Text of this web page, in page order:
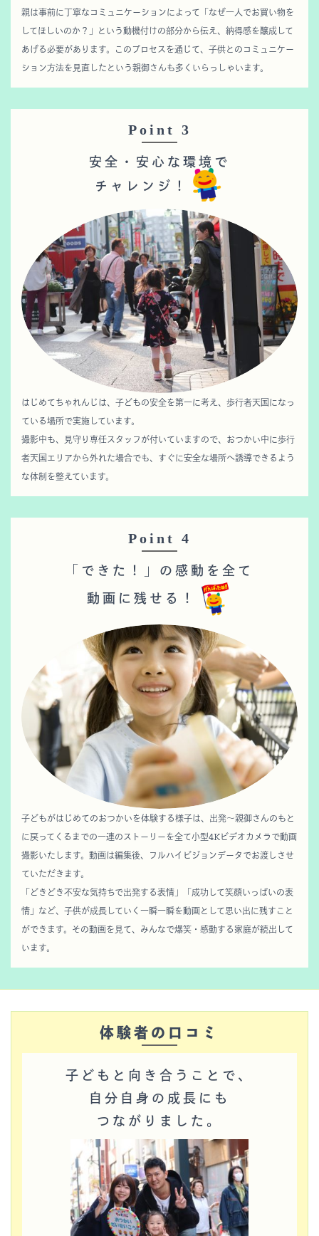
親は事前に丁寧なコミュニケーションによって「なぜ一人でお買い物を
してほしいのか？」という動機付けの部分から伝え、納得感を醸成して
あげる必要があります。このプロセスを通じて、子供とのコミュニケー
ション方法を見直したという親御さんも多くいらっしゃいます。
Point 3
安全・安心な環境で
チャレンジ！
はじめてちゃれんじは、子どもの安全を第一に考え、歩行者天国になっ
ている場所で実施しています。
撮影中も、見守り専任スタッフが付いていますので、おつかい中に歩行
者天国エリアから外れた場合でも、すぐに安全な場所へ誘導できるよう
な体制を整えています。
Point 4
「できた！」の感動を全て
動画に残せる！
子どもがはじめてのおつかいを体験する様子は、出発～親御さんのもと
に戻ってくるまでの一連のストーリーを全て小型4Kビデオカメラで動画
撮影いたします。動画は編集後、フルハイビジョンデータでお渡しさせ
ていただきます。
「どきどき不安な気持ちで出発する表情」「成功して笑顔いっぱいの表
情」など、子供が成長していく一瞬一瞬を動画として思い出に残すこと
ができます。その動画を見て、みんなで爆笑・感動する家庭が続出して
います。
体験者の口コミ
子どもと向き合うことで、
自分自身の成長にも
つながりました。